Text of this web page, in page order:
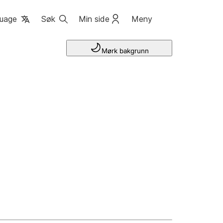
Søk Min side Meny
Mørk bakgrunn